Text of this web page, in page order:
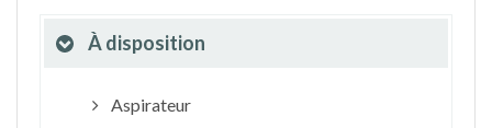
À disposition
Aspirateur